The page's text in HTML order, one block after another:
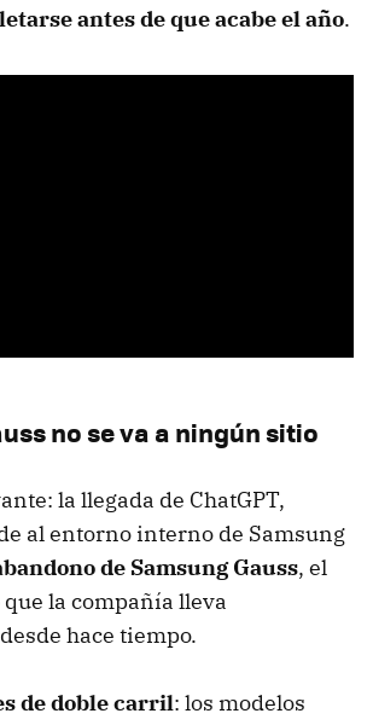
antes de que acabe el año.
no se va a ningún sitio
la llegada de ChatGPT,
al entorno interno de Samsung
de Samsung Gauss, el
la compañía lleva
hace tiempo.
de doble carril: los modelos